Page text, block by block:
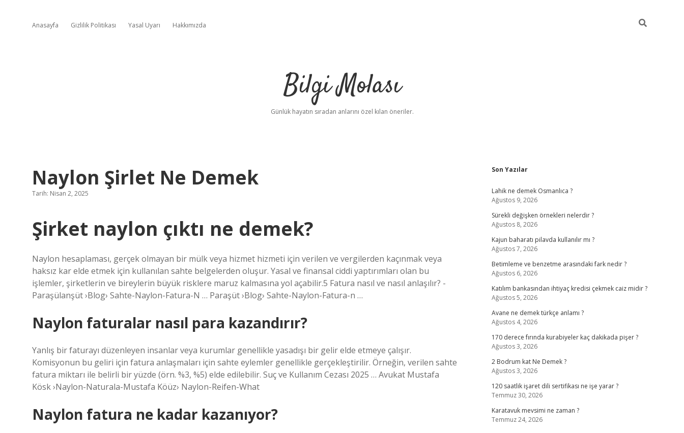
Anasayfa Gizlilik Politikası Yasal Uyarı Hakkımızda
Bilgi Molası
Günlük hayatın sıradan anlarını özel kılan öneriler.
Naylon Şirlet Ne Demek
Tarih: Nisan 2, 2025
Şirket naylon çıktı ne demek?
Naylon hesaplaması, gerçek olmayan bir mülk veya hizmet hizmeti için verilen ve vergilerden kaçınmak veya
haksız kar elde etmek için kullanılan sahte belgelerden oluşur. Yasal ve finansal ciddi yaptırımları olan bu
işlemler, şirketlerin ve bireylerin büyük risklere maruz kalmasına yol açabilir.5 Fatura nasıl ve nasıl anlaşılır? -
Paraşülanşüt ›Blog› Sahte-Naylon-Fatura-N … Paraşüt ›Blog› Sahte-Naylon-Fatura-n …
Naylon faturalar nasıl para kazandırır?
Yanlış bir faturayı düzenleyen insanlar veya kurumlar genellikle yasadışı bir gelir elde etmeye çalışır.
Komisyonun bu geliri için fatura anlaşmaları için sahte eylemler genellikle gerçekleştirilir. Örneğin, verilen sahte
fatura miktarı ile belirli bir yüzde (örn. %3, %5) elde edilebilir. Suç ve Kullanım Cezası 2025 … Avukat Mustafa
Kösk ›Naylon-Naturala-Mustafa Köüz› Naylon-Reifen-What
Naylon fatura ne kadar kazanıyor?
Sidebar
Son Yazılar
Lahik ne demek Osmanlıca ?
Ağustos 9, 2026
Sürekli değişken örnekleri nelerdir ?
Ağustos 8, 2026
Kajun baharatı pilavda kullanılır mı ?
Ağustos 7, 2026
Betimleme ve benzetme arasındaki fark nedir ?
Ağustos 6, 2026
Katılım bankasından ihtiyaç kredisi çekmek caiz midir ?
Ağustos 5, 2026
Avane ne demek türkçe anlamı ?
Ağustos 4, 2026
170 derece fırında kurabiyeler kaç dakikada pişer ?
Ağustos 3, 2026
2 Bodrum kat Ne Demek ?
Ağustos 3, 2026
120 saatlik işaret dili sertifikası ne işe yarar ?
Temmuz 30, 2026
Karatavuk mevsimi ne zaman ?
Temmuz 24, 2026